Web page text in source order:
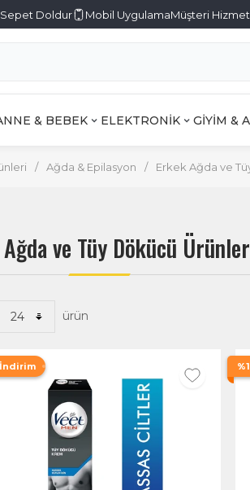
Doldur Mobil UygulamaMüşteri
& BEBEK ELEKTRONİK GİYİM &
/ Ağda & Epilasyon / Erkek Ağda ve
ve Tüy Dökücü Ürünler
ürün
İndirim